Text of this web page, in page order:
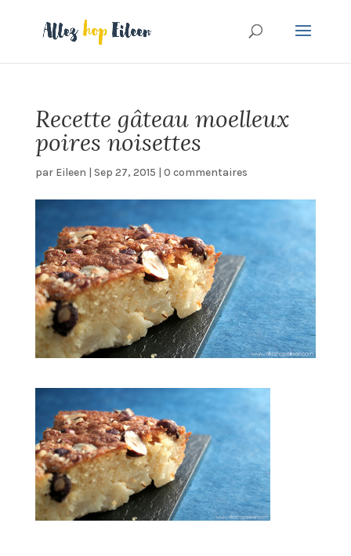
Recette gâteau moelleux
poires noisettes
par Eileen | Sep 27, 2015 | 0 commentaires